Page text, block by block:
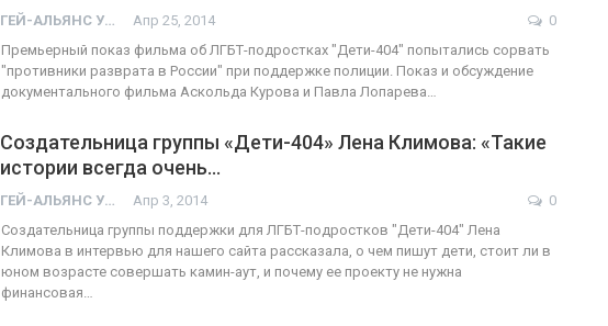
ГЕЙ-АЛЬЯНС УКРАИНА Апр 25, 2014
0
Премьерный показ фильма об ЛГБТ-подростках "Дети-404" попытались сорвать
"противники разврата в России" при поддержке полиции. Показ и обсуждение
документального фильма Аскольда Курова и Павла Лопарева…
Создательница группы «Дети-404» Лена Климова: «Такие
истории всегда очень…
ГЕЙ-АЛЬЯНС УКРАИНА Апр 3, 2014
0
Создательница группы поддержки для ЛГБТ-подростков "Дети-404" Лена
Климова в интервью для нашего сайта рассказала, о чем пишут дети, стоит ли в
юном возрасте совершать камин-аут, и почему ее проекту не нужна
финансовая…